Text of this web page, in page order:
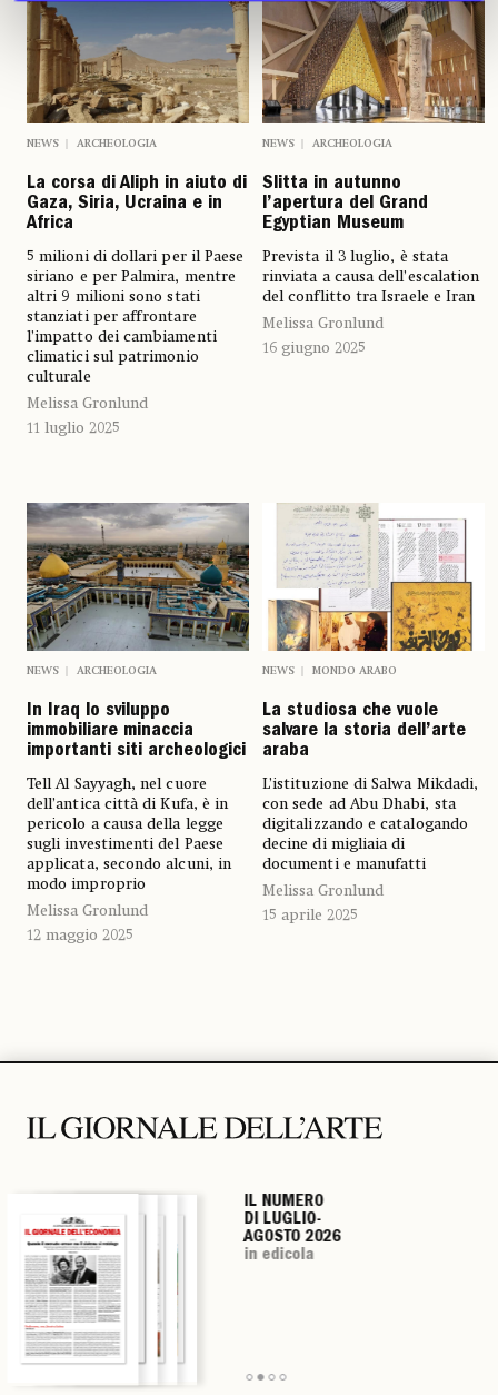
NEWS ARCHEOLOGIA
La corsa di Aliph in aiuto di
Gaza, Siria, Ucraina e in
Africa
5 milioni di dollari per il Paese
siriano e per Palmira, mentre
altri 9 milioni sono stati
stanziati per affrontare
l’impatto dei cambiamenti
climatici sul patrimonio
culturale
Melissa Gronlund
11 luglio 2025
NEWS ARCHEOLOGIA
Slitta in autunno
l’apertura del Grand
Egyptian Museum
Prevista il 3 luglio, è stata
rinviata a causa dell’escalation
del conflitto tra Israele e Iran
Melissa Gronlund
16 giugno 2025
NEWS ARCHEOLOGIA
In Iraq lo sviluppo
immobiliare minaccia
importanti siti archeologici
Tell Al Sayyagh, nel cuore
dell’antica città di Kufa, è in
pericolo a causa della legge
sugli investimenti del Paese
applicata, secondo alcuni, in
modo improprio
Melissa Gronlund
12 maggio 2025
NEWS MONDO ARABO
La studiosa che vuole
salvare la storia dell’arte
araba
L’istituzione di Salwa Mikdadi,
con sede ad Abu Dhabi, sta
digitalizzando e catalogando
decine di migliaia di
documenti e manufatti
Melissa Gronlund
15 aprile 2025
IL NUMERO
DI LUGLIO-
AGOSTO 2026
in edicola
IL NUMERO
DI LUGLIO-
AGOSTO 2026
in edicola
IL NUMERO
DI LUGLIO-
AGOSTO 2026
in edicola
IL NUMERO
DI LUGLIO-
AGOSTO 2026
in edicola